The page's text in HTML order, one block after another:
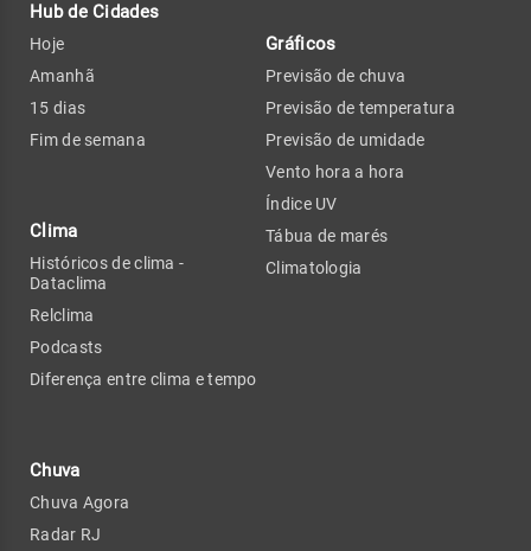
Hub de Cidades
Hoje
Amanhã
15 dias
Fim de semana
Clima
Históricos de clima -
Dataclima
Relclima
Podcasts
Diferença entre clima e tempo
Chuva
Chuva Agora
Radar RJ
Gráficos
Previsão de chuva
Previsão de temperatura
Previsão de umidade
Vento hora a hora
Índice UV
Tábua de marés
Climatologia